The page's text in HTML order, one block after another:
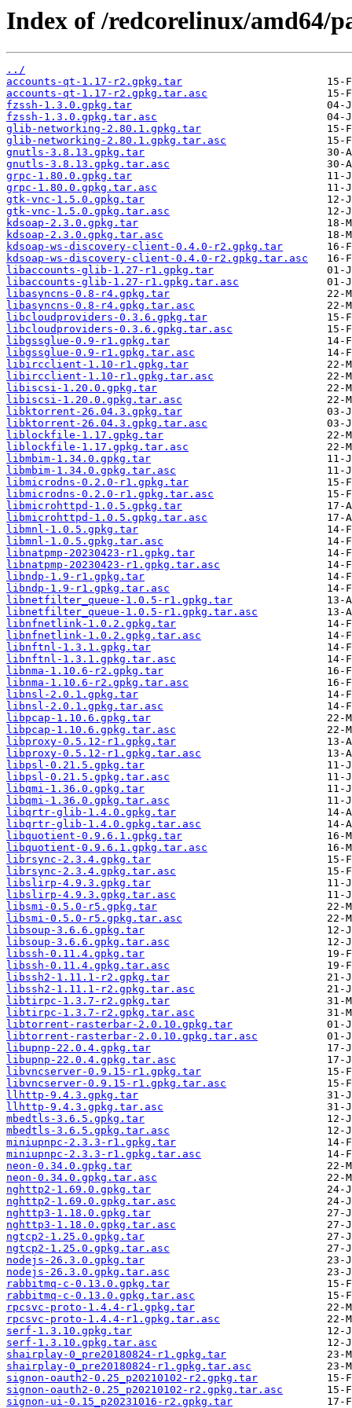
Index of /redcorelinux/amd64/
../
accounts-qt-1.17-r2.gpkg.tar
accounts-qt-1.17-r2.gpkg.tar.asc
fzssh-1.3.0.gpkg.tar
fzssh-1.3.0.gpkg.tar.asc
glib-networking-2.80.1.gpkg.tar
glib-networking-2.80.1.gpkg.tar.asc
gnutls-3.8.13.gpkg.tar
gnutls-3.8.13.gpkg.tar.asc
grpc-1.80.0.gpkg.tar
grpc-1.80.0.gpkg.tar.asc
gtk-vnc-1.5.0.gpkg.tar
gtk-vnc-1.5.0.gpkg.tar.asc
kdsoap-2.3.0.gpkg.tar
kdsoap-2.3.0.gpkg.tar.asc
kdsoap-ws-discovery-client-0.4.0-r2.gpkg.tar
kdsoap-ws-discovery-client-0.4.0-r2.gpkg.tar.asc
libaccounts-glib-1.27-r1.gpkg.tar
libaccounts-glib-1.27-r1.gpkg.tar.asc
libasyncns-0.8-r4.gpkg.tar
libasyncns-0.8-r4.gpkg.tar.asc
libcloudproviders-0.3.6.gpkg.tar
libcloudproviders-0.3.6.gpkg.tar.asc
libgssglue-0.9-r1.gpkg.tar
libgssglue-0.9-r1.gpkg.tar.asc
libircclient-1.10-r1.gpkg.tar
libircclient-1.10-r1.gpkg.tar.asc
libiscsi-1.20.0.gpkg.tar
libiscsi-1.20.0.gpkg.tar.asc
libktorrent-26.04.3.gpkg.tar
libktorrent-26.04.3.gpkg.tar.asc
liblockfile-1.17.gpkg.tar
liblockfile-1.17.gpkg.tar.asc
libmbim-1.34.0.gpkg.tar
libmbim-1.34.0.gpkg.tar.asc
libmicrodns-0.2.0-r1.gpkg.tar
libmicrodns-0.2.0-r1.gpkg.tar.asc
libmicrohttpd-1.0.5.gpkg.tar
libmicrohttpd-1.0.5.gpkg.tar.asc
libmnl-1.0.5.gpkg.tar
libmnl-1.0.5.gpkg.tar.asc
libnatpmp-20230423-r1.gpkg.tar
libnatpmp-20230423-r1.gpkg.tar.asc
libndp-1.9-r1.gpkg.tar
libndp-1.9-r1.gpkg.tar.asc
libnetfilter_queue-1.0.5-r1.gpkg.tar
libnetfilter_queue-1.0.5-r1.gpkg.tar.asc
libnfnetlink-1.0.2.gpkg.tar
libnfnetlink-1.0.2.gpkg.tar.asc
libnftnl-1.3.1.gpkg.tar
libnftnl-1.3.1.gpkg.tar.asc
libnma-1.10.6-r2.gpkg.tar
libnma-1.10.6-r2.gpkg.tar.asc
libnsl-2.0.1.gpkg.tar
libnsl-2.0.1.gpkg.tar.asc
libpcap-1.10.6.gpkg.tar
libpcap-1.10.6.gpkg.tar.asc
libproxy-0.5.12-r1.gpkg.tar
libproxy-0.5.12-r1.gpkg.tar.asc
libpsl-0.21.5.gpkg.tar
libpsl-0.21.5.gpkg.tar.asc
libqmi-1.36.0.gpkg.tar
libqmi-1.36.0.gpkg.tar.asc
libqrtr-glib-1.4.0.gpkg.tar
libqrtr-glib-1.4.0.gpkg.tar.asc
libquotient-0.9.6.1.gpkg.tar
libquotient-0.9.6.1.gpkg.tar.asc
librsync-2.3.4.gpkg.tar
librsync-2.3.4.gpkg.tar.asc
libslirp-4.9.3.gpkg.tar
libslirp-4.9.3.gpkg.tar.asc
libsmi-0.5.0-r5.gpkg.tar
libsmi-0.5.0-r5.gpkg.tar.asc
libsoup-3.6.6.gpkg.tar
libsoup-3.6.6.gpkg.tar.asc
libssh-0.11.4.gpkg.tar
libssh-0.11.4.gpkg.tar.asc
libssh2-1.11.1-r2.gpkg.tar
libssh2-1.11.1-r2.gpkg.tar.asc
libtirpc-1.3.7-r2.gpkg.tar
libtirpc-1.3.7-r2.gpkg.tar.asc
libtorrent-rasterbar-2.0.10.gpkg.tar
libtorrent-rasterbar-2.0.10.gpkg.tar.asc
libupnp-22.0.4.gpkg.tar
libupnp-22.0.4.gpkg.tar.asc
libvncserver-0.9.15-r1.gpkg.tar
libvncserver-0.9.15-r1.gpkg.tar.asc
llhttp-9.4.3.gpkg.tar
llhttp-9.4.3.gpkg.tar.asc
mbedtls-3.6.5.gpkg.tar
mbedtls-3.6.5.gpkg.tar.asc
miniupnpc-2.3.3-r1.gpkg.tar
miniupnpc-2.3.3-r1.gpkg.tar.asc
neon-0.34.0.gpkg.tar
neon-0.34.0.gpkg.tar.asc
nghttp2-1.69.0.gpkg.tar
nghttp2-1.69.0.gpkg.tar.asc
nghttp3-1.18.0.gpkg.tar
nghttp3-1.18.0.gpkg.tar.asc
ngtcp2-1.25.0.gpkg.tar
ngtcp2-1.25.0.gpkg.tar.asc
nodejs-26.3.0.gpkg.tar
nodejs-26.3.0.gpkg.tar.asc
rabbitmq-c-0.13.0.gpkg.tar
rabbitmq-c-0.13.0.gpkg.tar.asc
rpcsvc-proto-1.4.4-r1.gpkg.tar
rpcsvc-proto-1.4.4-r1.gpkg.tar.asc
serf-1.3.10.gpkg.tar
serf-1.3.10.gpkg.tar.asc
shairplay-0_pre20180824-r1.gpkg.tar
shairplay-0_pre20180824-r1.gpkg.tar.asc
signon-oauth2-0.25_p20210102-r2.gpkg.tar
signon-oauth2-0.25_p20210102-r2.gpkg.tar.asc
signon-ui-0.15_p20231016-r2.gpkg.tar